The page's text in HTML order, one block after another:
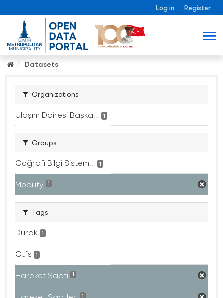
Log in Register
Datasets
Organizations
Ulaşım Dairesi Başka... 1
Groups
Coğrafi Bilgi Sistem... 1
Mobility 1
Tags
Durak 1
Gtfs 1
Hareket Saati 1
1